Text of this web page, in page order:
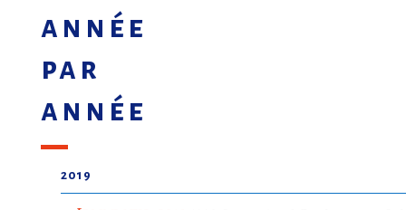
année
par
année
2019